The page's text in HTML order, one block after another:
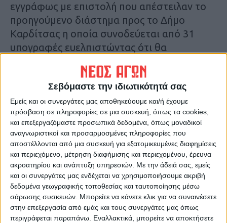
Σεβόμαστε την ιδιωτικότητά σας
Εμείς και οι συνεργάτες μας αποθηκεύουμε και/ή έχουμε
πρόσβαση σε πληροφορίες σε μια συσκευή, όπως τα cookies,
και επεξεργαζόμαστε προσωπικά δεδομένα, όπως μοναδικοί
αναγνωριστικοί και προσαρμοσμένες πληροφορίες που
αποστέλλονται από μια συσκευή για εξατομικευμένες διαφημίσεις
και περιεχόμενο, μέτρηση διαφήμισης και περιεχομένου, έρευνα
ακροατηρίου και ανάπτυξη υπηρεσιών. Με την άδειά σας, εμείς
και οι συνεργάτες μας ενδέχεται να χρησιμοποιήσουμε ακριβή
δεδομένα γεωγραφικής τοποθεσίας και ταυτοποίησης μέσω
σάρωσης συσκευών. Μπορείτε να κάνετε κλικ για να συναινέσετε
στην επεξεργασία από εμάς και τους συνεργάτες μας όπως
περιγράφεται παραπάνω. Εναλλακτικά, μπορείτε να αποκτήσετε
εγγράφως με επιστολή που απέστειλαν το
προηγούμενο διάστημα προς το Δήμο
Καρδίτσας η οποία συνοδεύεται από 31
υπογραφές ευελπιστώντας ότι θα
Αναλυτικότερα στην εφημερίδα Νέος Αγών
Τελευταίες Ειδήσεις Σήμερα
Ακολούθησε την εφημερίδα ΝΕΟΣ
ΑΓΩΝ στο Google News!
Όλες οι εξελίξεις στην περιοχή της
Καρδίτσας και ευρύτερα της Θεσσαλίας